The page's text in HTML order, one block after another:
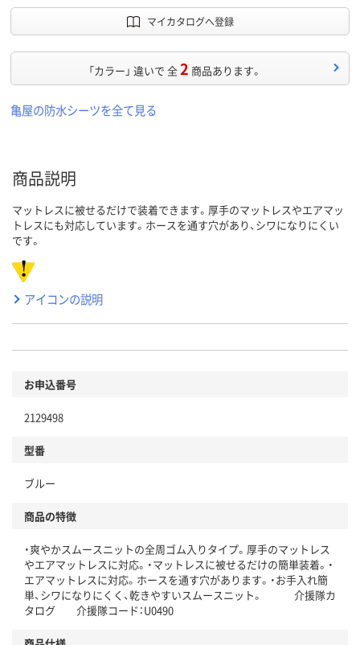
マイカタログへ登録
「カラー」 違いで 全2 商品あります。
亀屋の防水シーツを全て見る
商品説明
マットレスに被せるだけで装着できます。厚手のマットレスやエアマッ
トレスにも対応しています。ホースを通す穴があり、シワになりにくい
です。
アイコンの説明
お申込番号
2129498
型番
ブルー
商品の特徴
・爽やかスムースニットの全周ゴム入りタイプ。厚手のマットレス
やエアマットレスに対応。・マットレスに被せるだけの簡単装着。・
エアマットレスに対応。ホースを通す穴があります。・お手入れ簡
単、シワになりにくく、乾きやすいスムースニット。 介援隊カ
タログ 介援隊コード：U0490